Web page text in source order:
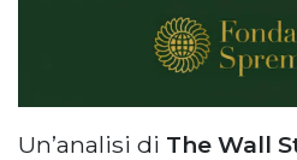
Un’analisi di The Wall